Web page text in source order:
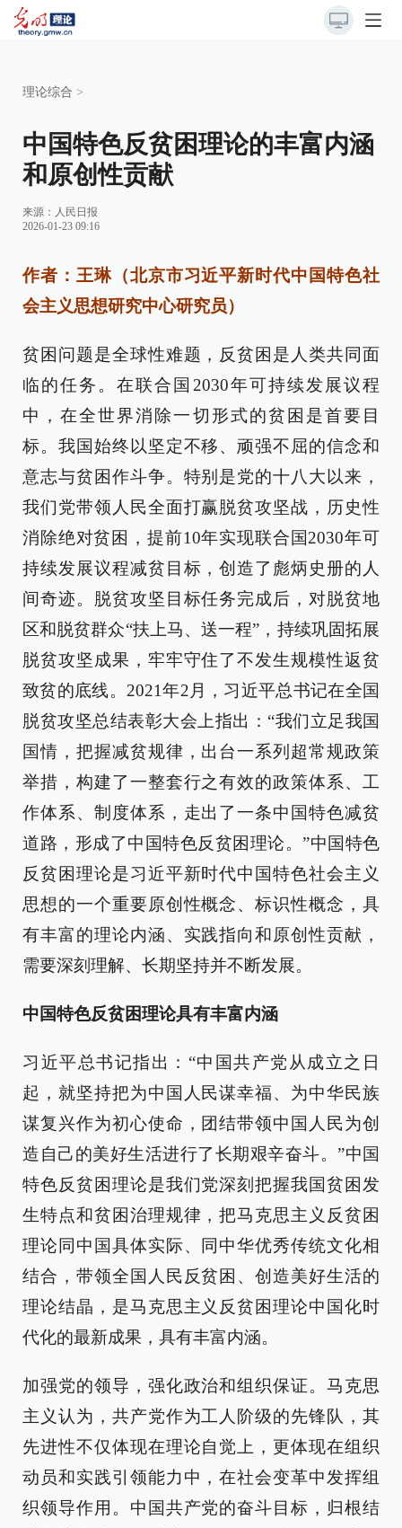
理论综合 >
中国特色反贫困理论的丰富内涵
和原创性贡献
来源： 人民日报
2026-01-23 09:16
作者：王琳（北京市习近平新时代中国特色社
会主义思想研究中心研究员）
贫困问题是全球性难题，反贫困是人类共同面
临的任务。在联合国2030年可持续发展议程
中，在全世界消除一切形式的贫困是首要目
标。我国始终以坚定不移、顽强不屈的信念和
意志与贫困作斗争。特别是党的十八大以来，
我们党带领人民全面打赢脱贫攻坚战，历史性
消除绝对贫困，提前10年实现联合国2030年可
持续发展议程减贫目标，创造了彪炳史册的人
间奇迹。脱贫攻坚目标任务完成后，对脱贫地
区和脱贫群众“扶上马、送一程”，持续巩固拓展
脱贫攻坚成果，牢牢守住了不发生规模性返贫
致贫的底线。2021年2月，习近平总书记在全国
脱贫攻坚总结表彰大会上指出：“我们立足我国
国情，把握减贫规律，出台一系列超常规政策
举措，构建了一整套行之有效的政策体系、工
作体系、制度体系，走出了一条中国特色减贫
道路，形成了中国特色反贫困理论。”中国特色
反贫困理论是习近平新时代中国特色社会主义
思想的一个重要原创性概念、标识性概念，具
有丰富的理论内涵、实践指向和原创性贡献，
需要深刻理解、长期坚持并不断发展。
中国特色反贫困理论具有丰富内涵
习近平总书记指出：“中国共产党从成立之日
起，就坚持把为中国人民谋幸福、为中华民族
谋复兴作为初心使命，团结带领中国人民为创
造自己的美好生活进行了长期艰辛奋斗。”中国
特色反贫困理论是我们党深刻把握我国贫困发
生特点和贫困治理规律，把马克思主义反贫困
理论同中国具体实际、同中华优秀传统文化相
结合，带领全国人民反贫困、创造美好生活的
理论结晶，是马克思主义反贫困理论中国化时
代化的最新成果，具有丰富内涵。
加强党的领导，强化政治和组织保证。马克思
主义认为，共产党作为工人阶级的先锋队，其
先进性不仅体现在理论自觉上，更体现在组织
动员和实践引领能力中，在社会变革中发挥组
织领导作用。中国共产党的奋斗目标，归根结